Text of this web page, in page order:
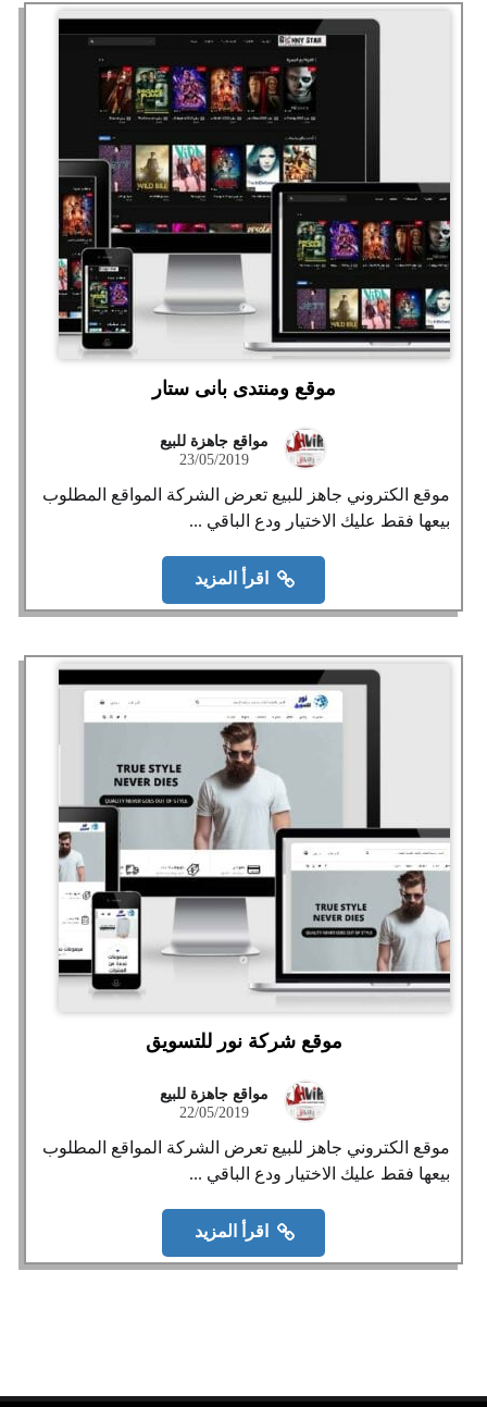
موقع ومنتدى بانى ستار
مواقع جاهزة للبيع
23/05/2019
موقع الكتروني جاهز للبيع تعرض الشركة المواقع المطلوب
بيعها فقط عليك الاختيار ودع الباقي ...
اقرأ المزيد
موقع شركة نور للتسويق
مواقع جاهزة للبيع
22/05/2019
موقع الكتروني جاهز للبيع تعرض الشركة المواقع المطلوب
بيعها فقط عليك الاختيار ودع الباقي ...
اقرأ المزيد